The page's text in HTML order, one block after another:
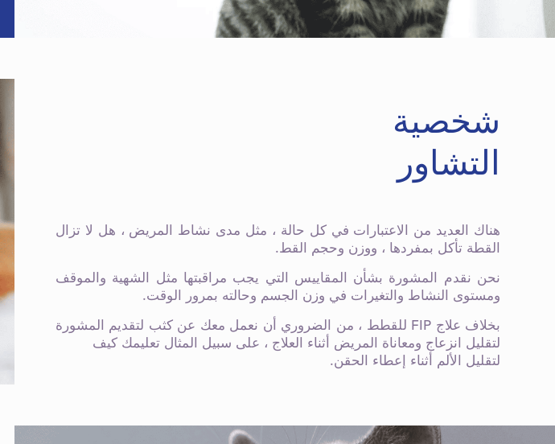
شخصية
التشاور
هناك العديد من الاعتبارات في كل حالة ، مثل مدى نشاط المريض ، هل لا تزال
القطة تأكل بمفردها ، ووزن وحجم القط.
نحن نقدم المشورة بشأن المقاييس التي يجب مراقبتها مثل الشهية والموقف
ومستوى النشاط والتغيرات في وزن الجسم وحالته بمرور الوقت.
بخلاف علاج FIP للقطط ، من الضروري أن نعمل معك عن كثب لتقديم المشورة
لتقليل انزعاج ومعاناة المريض أثناء العلاج ، على سبيل المثال تعليمك كيف
لتقليل الألم أثناء إعطاء الحقن.